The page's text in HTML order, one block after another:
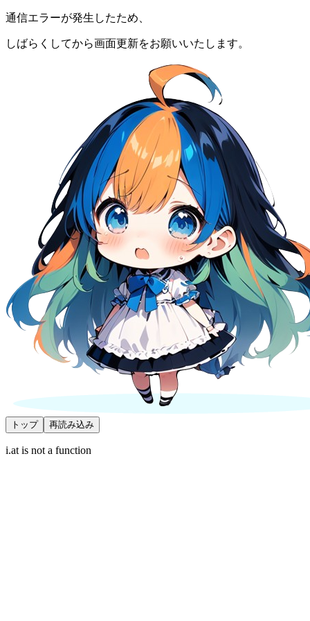
通信エラーが発生したため、
しばらくしてから画面更新をお願いいたします。
トップ 再読み込み
i.at is not a function